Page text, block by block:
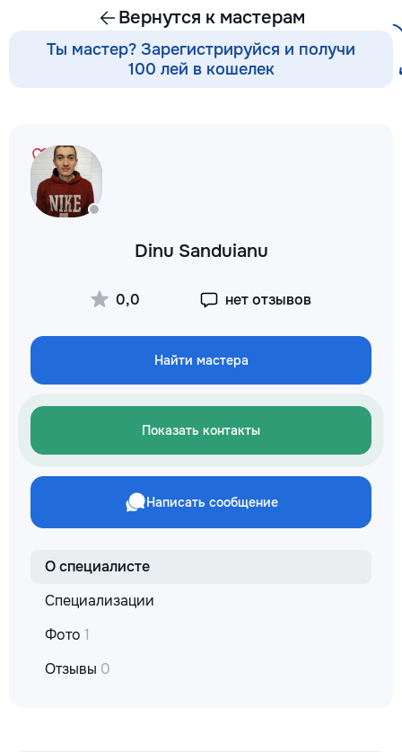
преподаватели
английскому
языку,
экзаменам и
✔ Обучение
Вернутся к мастерам
Ты мастер? Зарегистрируйся и получи
100 лей в кошелек
Dinu Sanduianu
0,0 нет отзывов
Найти мастера
Показать контакты
Написать сообщение
О специалисте
Специализации
Фото 1
Отзывы 0